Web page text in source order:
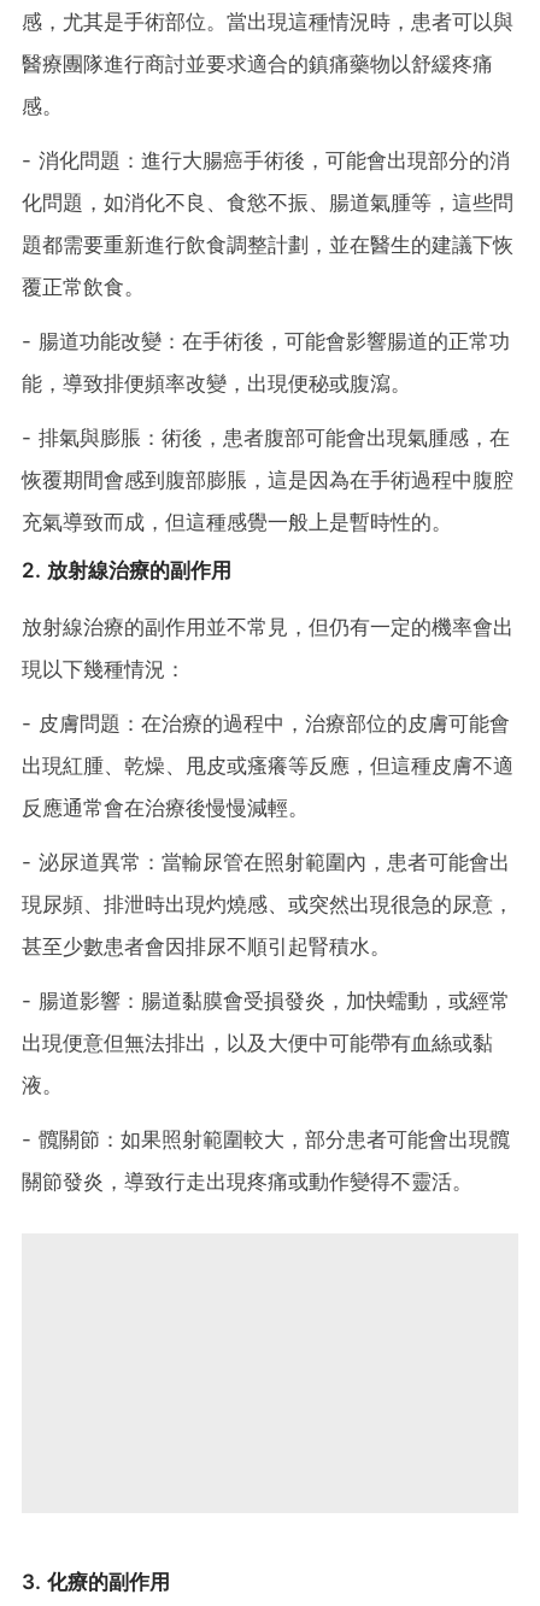
感，尤其是手術部位。當出現這種情況時，患者可以與
醫療團隊進行商討並要求適合的鎮痛藥物以舒緩疼痛
感。
- 消化問題：進行大腸癌手術後，可能會出現部分的消
化問題，如消化不良、食慾不振、腸道氣腫等，這些問
題都需要重新進行飲食調整計劃，並在醫生的建議下恢
覆正常飲食。
- 腸道功能改變：在手術後，可能會影響腸道的正常功
能，導致排便頻率改變，出現便秘或腹瀉。
- 排氣與膨脹：術後，患者腹部可能會出現氣腫感，在
恢覆期間會感到腹部膨脹，這是因為在手術過程中腹腔
充氣導致而成，但這種感覺一般上是暫時性的。
2. 放射線治療的副作用
放射線治療的副作用並不常見，但仍有一定的機率會出
現以下幾種情況：
- 皮膚問題：在治療的過程中，治療部位的皮膚可能會
出現紅腫、乾燥、甩皮或瘙癢等反應，但這種皮膚不適
反應通常會在治療後慢慢減輕。
- 泌尿道異常：當輸尿管在照射範圍內，患者可能會出
現尿頻、排泄時出現灼燒感、或突然出現很急的尿意，
甚至少數患者會因排尿不順引起腎積水。
- 腸道影響：腸道黏膜會受損發炎，加快蠕動，或經常
出現便意但無法排出，以及大便中可能帶有血絲或黏
液。
- 髖關節：如果照射範圍較大，部分患者可能會出現髖
關節發炎，導致行走出現疼痛或動作變得不靈活。
3. 化療的副作用